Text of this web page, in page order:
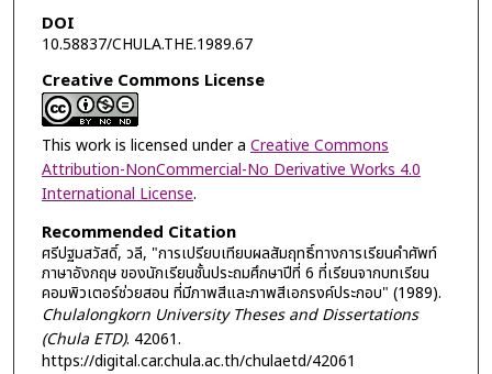
DOI
10.58837/CHULA.THE.1989.67
Creative Commons License
This work is licensed under a Creative Commons
Attribution-NonCommercial-No Derivative Works 4.0
International License.
Recommended Citation
ศรีปฐมสวัสดิ์, วลี, "การเปรียบเทียบผลสัมฤทธิ์ทางการเรียนคำศัพท์
ภาษาอังกฤษ ของนักเรียนชั้นประถมศึกษาปีที่ 6 ที่เรียนจากบทเรียน
คอมพิวเตอร์ช่วยสอน ที่มีภาพสีและภาพสีเอกรงค์ประกอบ" (1989).
Chulalongkorn University Theses and Dissertations
(Chula ETD). 42061.
https://digital.car.chula.ac.th/chulaetd/42061